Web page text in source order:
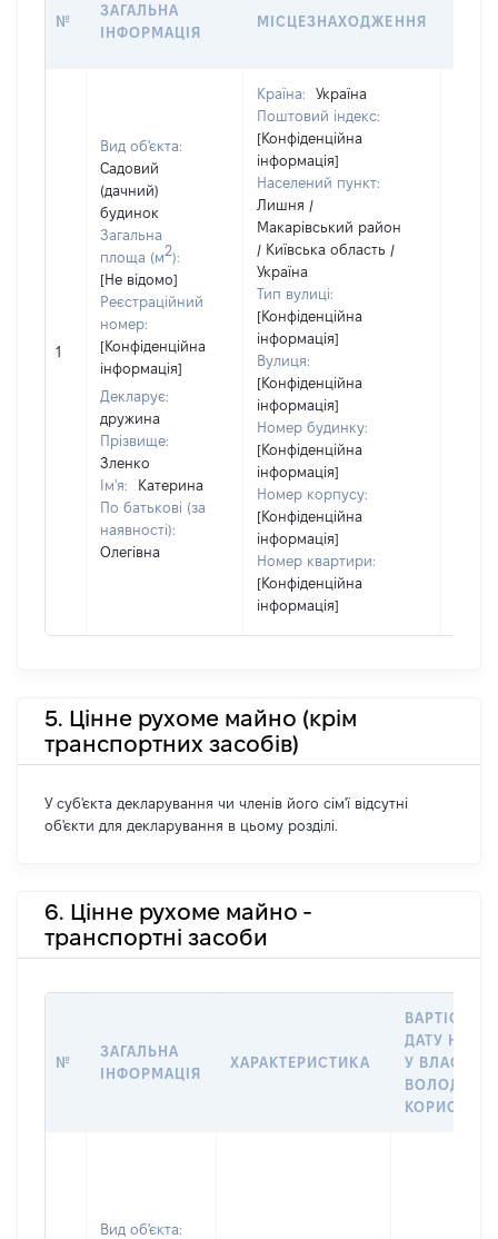
№
ЗАГАЛЬНА
ІНФОРМАЦІЯ
МІСЦЕЗНАХОДЖЕННЯ
1
Вид об'єкта:
Садовий
(дачний)
будинок
Загальна
площа (м2):
[Не відомо]
Реєстраційний
номер:
[Конфіденційна
інформація]
Декларує:
дружина
Прізвище:
Зленко
Ім'я:
Катерина
По батькові (за
наявності):
Олегівна
Країна:
Україна
Поштовий індекс:
[Конфіденційна
інформація]
Населений пункт:
Лишня /
Макарівський район
/ Київська область /
Україна
Тип вулиці:
[Конфіденційна
інформація]
Вулиця:
[Конфіденційна
інформація]
Номер будинку:
[Конфіденційна
інформація]
Номер корпусу:
[Конфіденційна
інформація]
Номер квартири:
[Конфіденційна
інформація]
5. Цінне рухоме майно (крім
транспортних засобів)
У суб'єкта декларування чи членів його сім'ї відсутні
об'єкти для декларування в цьому розділі.
6. Цінне рухоме майно -
транспортні засоби
№
ЗАГАЛЬНА
ІНФОРМАЦІЯ
ХАРАКТЕРИСТИКА
ВАРТІСТЬ
ДАТУ
У
Вид об'єкта: